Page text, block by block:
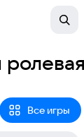
Все игры